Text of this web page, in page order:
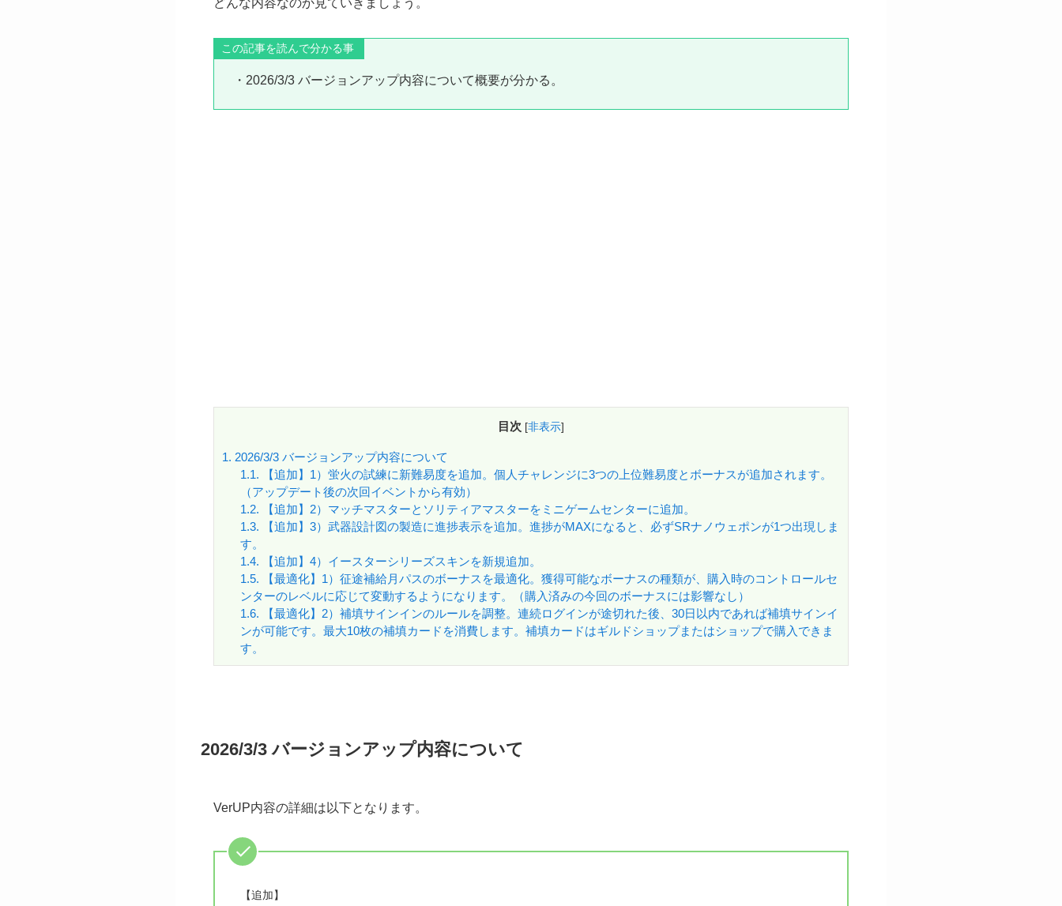
どんな内容なのか見ていきましょう。
この記事を読んで分かる事
・2026/3/3 バージョンアップ内容について概要が分かる。
目次 [非表示]
1. 2026/3/3 バージョンアップ内容について
1.1. 【追加】1）蛍火の試練に新難易度を追加。個人チャレンジに3つの上位難易度とボーナスが追加されます。
（アップデート後の次回イベントから有効）
1.2. 【追加】2）マッチマスターとソリティアマスターをミニゲームセンターに追加。
1.3. 【追加】3）武器設計図の製造に進捗表示を追加。進捗がMAXになると、必ずSRナノウェポンが1つ出現しま
す。
1.4. 【追加】4）イースターシリーズスキンを新規追加。
1.5. 【最適化】1）征途補給月パスのボーナスを最適化。獲得可能なボーナスの種類が、購入時のコントロールセ
ンターのレベルに応じて変動するようになります。（購入済みの今回のボーナスには影響なし）
1.6. 【最適化】2）補填サインインのルールを調整。連続ログインが途切れた後、30日以内であれば補填サインイ
ンが可能です。最大10枚の補填カードを消費します。補填カードはギルドショップまたはショップで購入できま
す。
2026/3/3 バージョンアップ内容について
VerUP内容の詳細は以下となります。
【追加】